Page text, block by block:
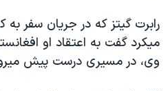
حقوق شهروندی
اقتصادی
انتخابات ریاست جمهوری آمریکا ۲۰۲۴
حمله جمهوری اسلامی به اسرائیل
رابرت گيتز که در جريان سفر
ميکرد گفت به اعتقاد او
وی، در مسيری درست پيش